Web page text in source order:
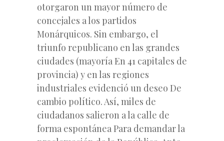
otorgaron un mayor número de
concejales a los partidos
Monárquicos. Sin embargo, el
triunfo republicano en las grandes
ciudades (mayoría En 41 capitales de
provincia) y en las regiones
industriales evidenció un deseo De
cambio político. Así, miles de
ciudadanos salieron a la calle de
forma espontánea Para demandar la